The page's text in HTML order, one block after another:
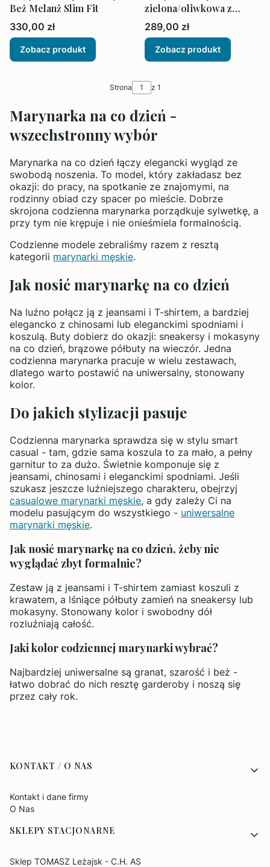
Beż Melanż Slim Fit
Cena
330,00 zł
Zobacz produkt
zielona/oliwkowa z
kieszeniami na zewnątrz
Cena
289,00 zł
Zobacz produkt
Strona z 1
Marynarka na co dzień -
wszechstronny wybór
Marynarka na co dzień łączy elegancki wygląd ze
swobodą noszenia. To model, który zakładasz bez
okazji: do pracy, na spotkanie ze znajomymi, na
rodzinny obiad czy spacer po mieście. Dobrze
skrojona codzienna marynarka porządkuje sylwetkę, a
przy tym nie krępuje i nie onieśmiela formalnością.
Codzienne modele zebraliśmy razem z resztą
kategorii marynarki męskie.
Jak nosić marynarkę na co dzień
Na luźno połącz ją z jeansami i T-shirtem, a bardziej
elegancko z chinosami lub eleganckimi spodniami i
koszulą. Buty dobierz do okazji: sneakersy i mokasyny
na co dzień, brązowe półbuty na wieczór. Jedna
codzienna marynarka pracuje w wielu zestawach,
dlatego warto postawić na uniwersalny, stonowany
kolor.
Do jakich stylizacji pasuje
Codzienna marynarka sprawdza się w stylu smart
casual - tam, gdzie sama koszula to za mało, a pełny
garnitur to za dużo. Świetnie komponuje się z
jeansami, chinosami i eleganckimi spodniami. Jeśli
szukasz jeszcze luźniejszego charakteru, obejrzyj
casualowe marynarki męskie, a gdy zależy Ci na
modelu pasującym do wszystkiego - uniwersalne
marynarki męskie.
Jak nosić marynarkę na co dzień, żeby nie
wyglądać zbyt formalnie?
Zestaw ją z jeansami i T-shirtem zamiast koszuli z
krawatem, a lśniące półbuty zamień na sneakersy lub
mokasyny. Stonowany kolor i swobodny dół
rozluźniają całość.
Jaki kolor codziennej marynarki wybrać?
Najbardziej uniwersalne są granat, szarość i beż -
łatwo dobrać do nich resztę garderoby i noszą się
przez cały rok.
Linki w stopce
KONTAKT / O NAS
Kontakt i dane firmy
O Nas
SKLEPY STACJONARNE
Sklep TOMASZ Leżajsk - C.H. AS